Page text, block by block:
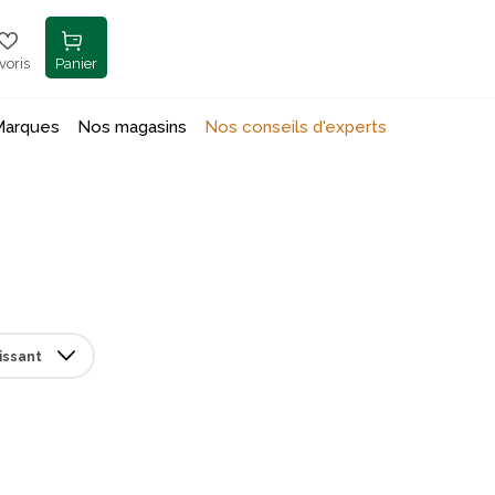
Panier
Nos magasins Nos conseils d'experts